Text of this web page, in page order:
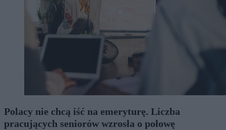
Polacy nie chcą iść na emeryturę. Liczba
pracujących seniorów wzrosła o połowę